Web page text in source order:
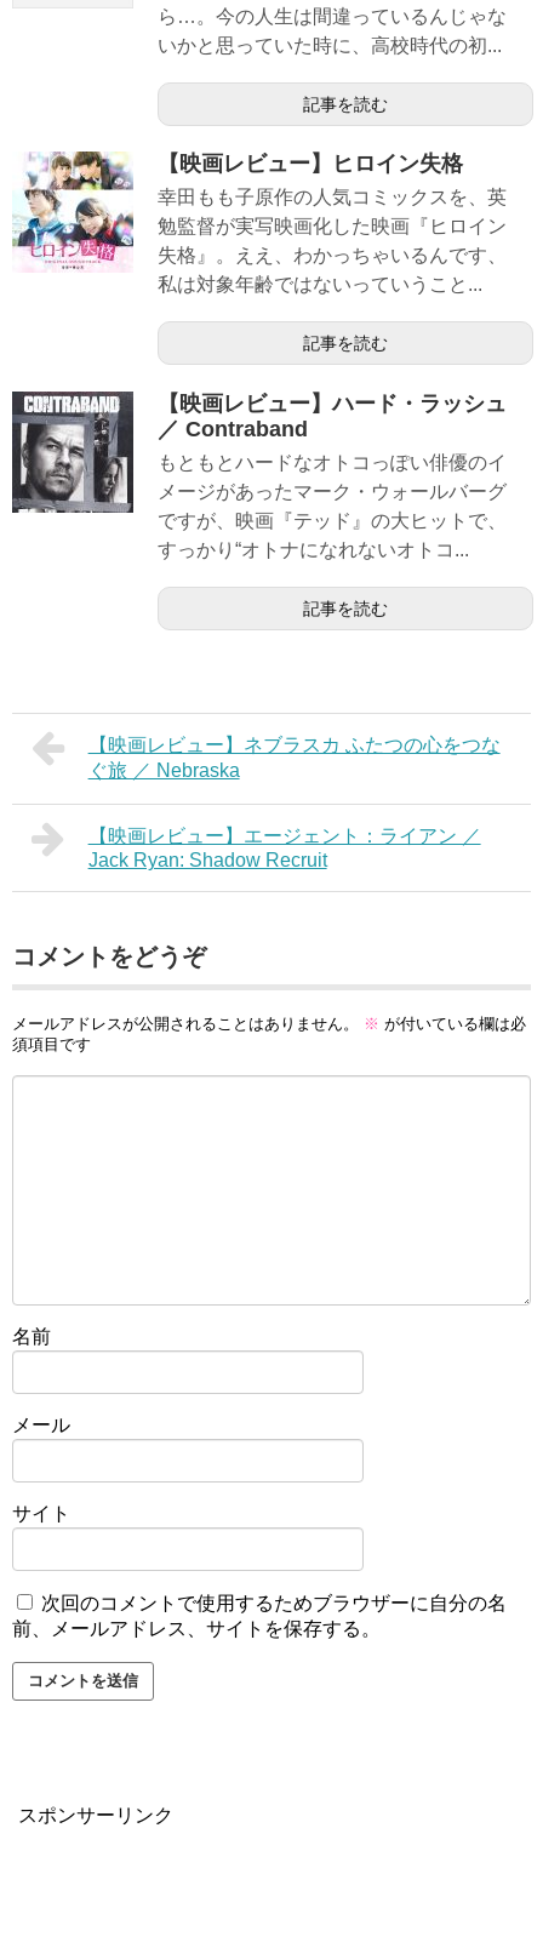
ら…。今の人生は間違っているんじゃな
いかと思っていた時に、高校時代の初...
記事を読む
【映画レビュー】ヒロイン失格
幸田もも子原作の人気コミックスを、英
勉監督が実写映画化した映画『ヒロイン
失格』。ええ、わかっちゃいるんです、
私は対象年齢ではないっていうこと...
記事を読む
【映画レビュー】ハード・ラッシュ
／ Contraband
もともとハードなオトコっぽい俳優のイ
メージがあったマーク・ウォールバーグ
ですが、映画『テッド』の大ヒットで、
すっかり“オトナになれないオトコ...
記事を読む
【映画レビュー】ネブラスカ ふたつの心をつな
ぐ旅 ／ Nebraska
【映画レビュー】エージェント：ライアン ／
Jack Ryan: Shadow Recruit
コメントをどうぞ
メールアドレスが公開されることはありません。 ※ が付いている欄は必
須項目です
名前
メール
サイト
次回のコメントで使用するためブラウザーに自分の名
前、メールアドレス、サイトを保存する。
スポンサーリンク